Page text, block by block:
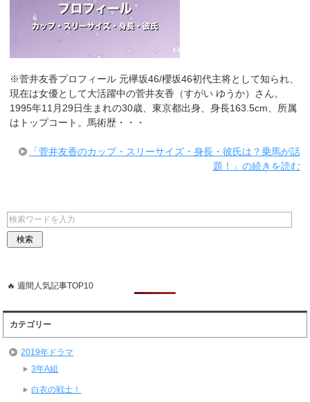
※菅井友香プロフィール 元欅坂46/櫻坂46初代主将として知られ、
現在は女優として大活躍中の菅井友香（すがい ゆうか）さん。
1995年11月29日生まれの30歳、東京都出身、身長163.5cm、所属
はトップコート。馬術歴・・・
「菅井友香のカップ・スリーサイズ・身長・彼氏は？乗馬が話
題！」の続きを読む
🔥 週間人気記事TOP10
カテゴリー
2019年ドラマ
3年A組
白衣の戦士！